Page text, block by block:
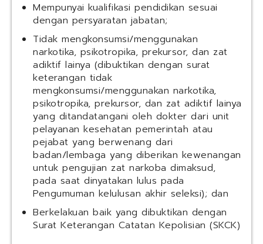
Mempunyai kualifikasi pendidikan sesuai
dengan persyaratan jabatan;
Tidak mengkonsumsi/menggunakan
narkotika, psikotropika, prekursor, dan zat
adiktif lainya (dibuktikan dengan surat
keterangan tidak
mengkonsumsi/menggunakan narkotika,
psikotropika, prekursor, dan zat adiktif lainya
yang ditandatangani oleh dokter dari unit
pelayanan kesehatan pemerintah atau
pejabat yang berwenang dari
badan/lembaga yang diberikan kewenangan
untuk pengujian zat narkoba dimaksud,
pada saat dinyatakan lulus pada
Pengumuman kelulusan akhir seleksi); dan
Berkelakuan baik yang dibuktikan dengan
Surat Keterangan Catatan Kepolisian (SKCK)